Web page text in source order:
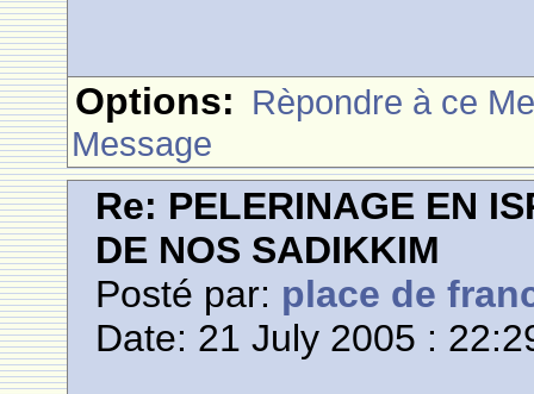
Options: Rèpondre à ce
Message
Re: PELERINAGE EN
DE NOS SADIKKIM
Posté par: place de
Date: 21 July 2005 :